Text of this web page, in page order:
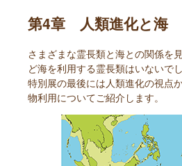
第4章 人類進化と海
さまざまな霊長類と海との関係を
ど海を利用する霊長類はいないでし
特別展の最後には人類進化の視点
物利用についてご紹介します。